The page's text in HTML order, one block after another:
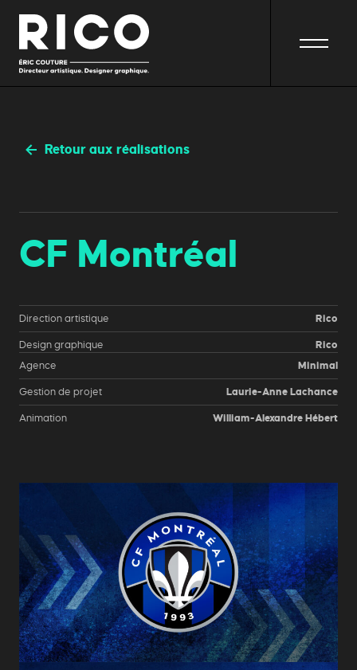
Retour aux réalisations
CF Montréal
Direction artistique Rico
Design graphique
Rico
Agence
Minimal
Gestion de projet Laurie-Anne Lachance
Animation William-Alexandre Hébert